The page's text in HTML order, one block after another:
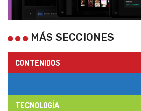
MÁS SECCIONES
CONTENIDOS
TECNOLOGÍA